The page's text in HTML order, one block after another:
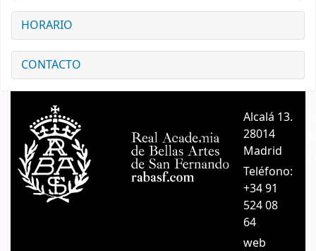
HORARIO
CONTACTO
Alcalá 13.
28014
Madrid
Teléfono:
+34 91
524 08
64
web